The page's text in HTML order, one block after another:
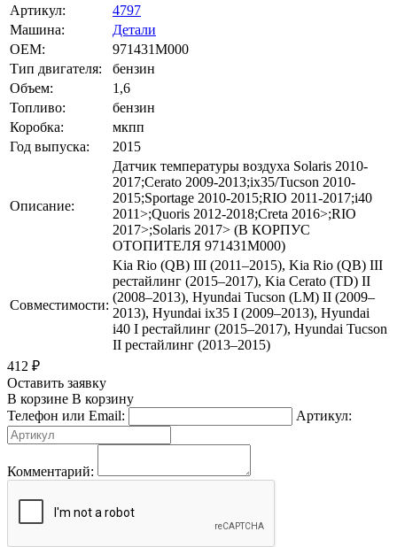
Артикул:
4797
Машина:
Детали
OEM:
971431M000
Тип двигателя:
бензин
Объем:
1,6
Топливо:
бензин
Коробка:
мкпп
Год выпуска:
2015
Описание:
Датчик температуры воздуха Solaris 2010-
2017;Cerato 2009-2013;ix35/Tucson 2010-
2015;Sportage 2010-2015;RIO 2011-2017;i40
2011>;Quoris 2012-2018;Creta 2016>;RIO
2017>;Solaris 2017> (В КОРПУС
ОТОПИТЕЛЯ 971431M000)
Совместимости:
Kia Rio (QB) III (2011–2015), Kia Rio (QB) III
рестайлинг (2015–2017), Kia Cerato (TD) II
(2008–2013), Hyundai Tucson (LM) II (2009–
2013), Hyundai ix35 I (2009–2013), Hyundai
i40 I рестайлинг (2015–2017), Hyundai Tucson
II рестайлинг (2013–2015)
412 ₽
Оставить заявку
В корзине В корзину
Телефон или Email:
Артикул:
Комментарий: